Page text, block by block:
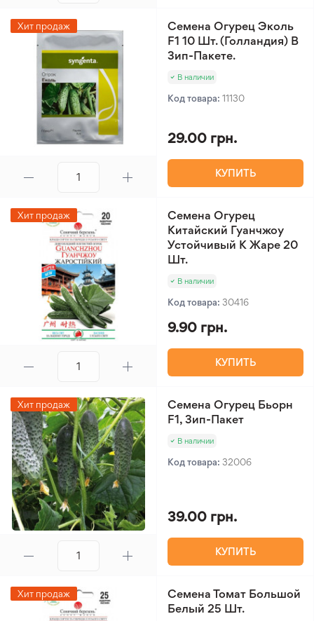
Хит продаж
Семена Огурец Эколь
F1 10 Шт. (Голландия) В
Зип-Пакете.
В наличии
Код товара: 11130
29.00 грн.
КУПИТЬ
Хит продаж
Семена Огурец
Китайский Гуанчжоу
Устойчивый К Жаре 20
Шт.
В наличии
Код товара: 30416
9.90 грн.
КУПИТЬ
Хит продаж
Семена Огурец Бьорн
F1, Зип-Пакет
В наличии
Код товара: 32006
39.00 грн.
КУПИТЬ
Хит продаж
Семена Томат Большой
Белый 25 Шт.